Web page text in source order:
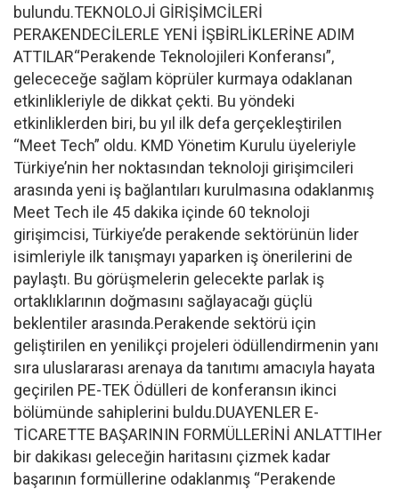
bulundu.TEKNOLOJİ GİRİŞİMCİLERİ
PERAKENDECİLERLE YENİ İŞBİRLİKLERİNE ADIM
ATTILAR“Perakende Teknolojileri Konferansı”,
gelececeğe sağlam köprüler kurmaya odaklanan
etkinlikleriyle de dikkat çekti. Bu yöndeki
etkinliklerden biri, bu yıl ilk defa gerçekleştirilen
“Meet Tech” oldu. KMD Yönetim Kurulu üyeleriyle
Türkiye’nin her noktasından teknoloji girişimcileri
arasında yeni iş bağlantıları kurulmasına odaklanmış
Meet Tech ile 45 dakika içinde 60 teknoloji
girişimcisi, Türkiye’de perakende sektörünün lider
isimleriyle ilk tanışmayı yaparken iş önerilerini de
paylaştı. Bu görüşmelerin gelecekte parlak iş
ortaklıklarının doğmasını sağlayacağı güçlü
beklentiler arasında.Perakende sektörü için
geliştirilen en yenilikçi projeleri ödüllendirmenin yanı
sıra uluslararası arenaya da tanıtımı amacıyla hayata
geçirilen PE-TEK Ödülleri de konferansın ikinci
bölümünde sahiplerini buldu.DUAYENLER E-
TİCARETTE BAŞARININ FORMÜLLERİNİ ANLATTIHer
bir dakikası geleceğin haritasını çizmek kadar
başarının formüllerine odaklanmış “Perakende